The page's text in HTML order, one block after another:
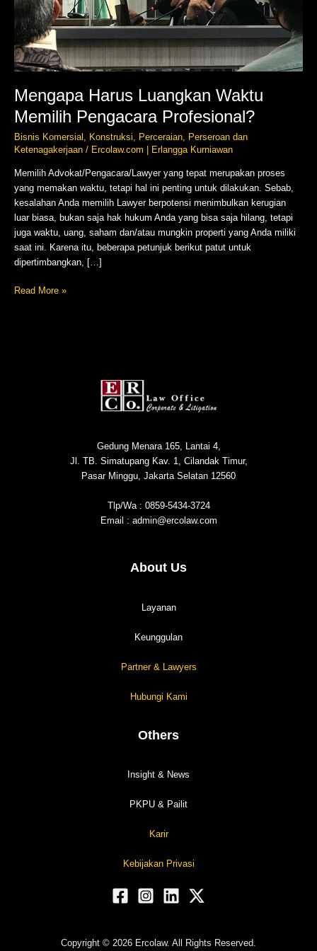
Mengapa Harus Luangkan Waktu
Memilih Pengacara Profesional?
Bisnis Komersial Konstruksi Perceraian,
Perseroan dan
Ketenagakerjaan/ Ercolaw.com | Erlangga Kurniawan
Memilih Advokat/Pengacara/Lawyer yang tepat merupakan proses
yang memakan waktu, tetapi hal ini penting untuk dilakukan. Sebab,
kesalahan Anda memilih Lawyer berpotensi menimbulkan kerugian
luar biasa, bukan saja hak hukum Anda yang bisa saja hilang, tetapi
juga waktu, uang, saham dan/atau mungkin properti yang Anda miliki
saat ini. Karena itu, beberapa petunjuk berikut patut untuk
dipertimbangkan, […]
Read More »
Gedung Menara 165, Lantai 4,
Jl. TB. Simatupang Kav. 1, Cilandak Timur,
Pasar Minggu, Jakarta Selatan 12560
Tlp/Wa : 0859-5434-3724
Email : admin@ercolaw.com
About Us
Layanan
Keunggulan
Partner & Lawyers
Hubungi Kami
Others
Insight & News
PKPU & Pailit
Karir
Kebijakan Privasi
Copyright © 2026 Ercolaw. All Rights Reserved.